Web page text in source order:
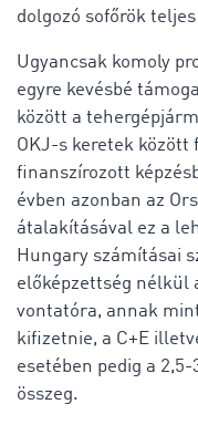
dolgozó sofőrök
Ugyancsak komoly
egyre kevésbé
között a
OKJ-s keretek között
finanszírozott
évben azonban az
átalakításával ez a
Hungary számításai
előképzettség nélkül
vontatóra, annak
kifizetnie, a C+E
esetében pedig a
összeg.